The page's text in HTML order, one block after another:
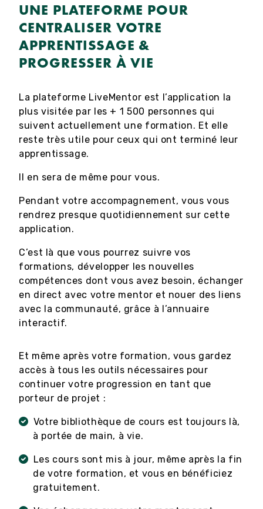
UNE PLATEFORME POUR
CENTRALISER VOTRE
APPRENTISSAGE &
PROGRESSER À VIE
La plateforme LiveMentor est l’application la
plus visitée par les + 1 500 personnes qui
suivent actuellement une formation. Et elle
reste très utile pour ceux qui ont terminé leur
apprentissage.
Il en sera de même pour vous.
Pendant votre accompagnement, vous vous
rendrez presque quotidiennement sur cette
application.
C’est là que vous pourrez suivre vos
formations, développer les nouvelles
compétences dont vous avez besoin, échanger
en direct avec votre mentor et nouer des liens
avec la communauté, grâce à l’annuaire
interactif.
Et même après votre formation, vous gardez
accès à tous les outils nécessaires pour
continuer votre progression en tant que
porteur de projet :
Votre bibliothèque de cours est toujours là,
à portée de main, à vie.
Les cours sont mis à jour, même après la fin
de votre formation, et vous en bénéficiez
gratuitement.